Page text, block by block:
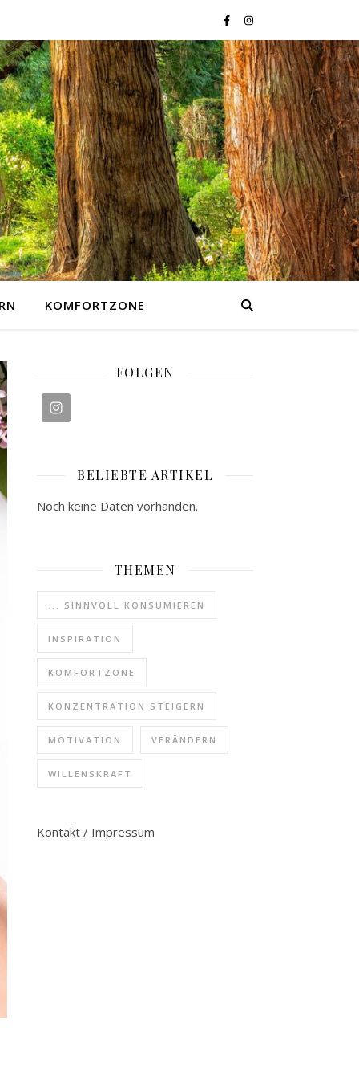
KOMFORTZONE
FOLGEN
BELIEBTE ARTIKEL
Noch keine Daten vorhanden.
THEMEN
... SINNVOLL KONSUMIEREN
INSPIRATION
KOMFORTZONE
KONZENTRATION STEIGERN
MOTIVATION VERÄNDERN
WILLENSKRAFT
Kontakt / Impressum